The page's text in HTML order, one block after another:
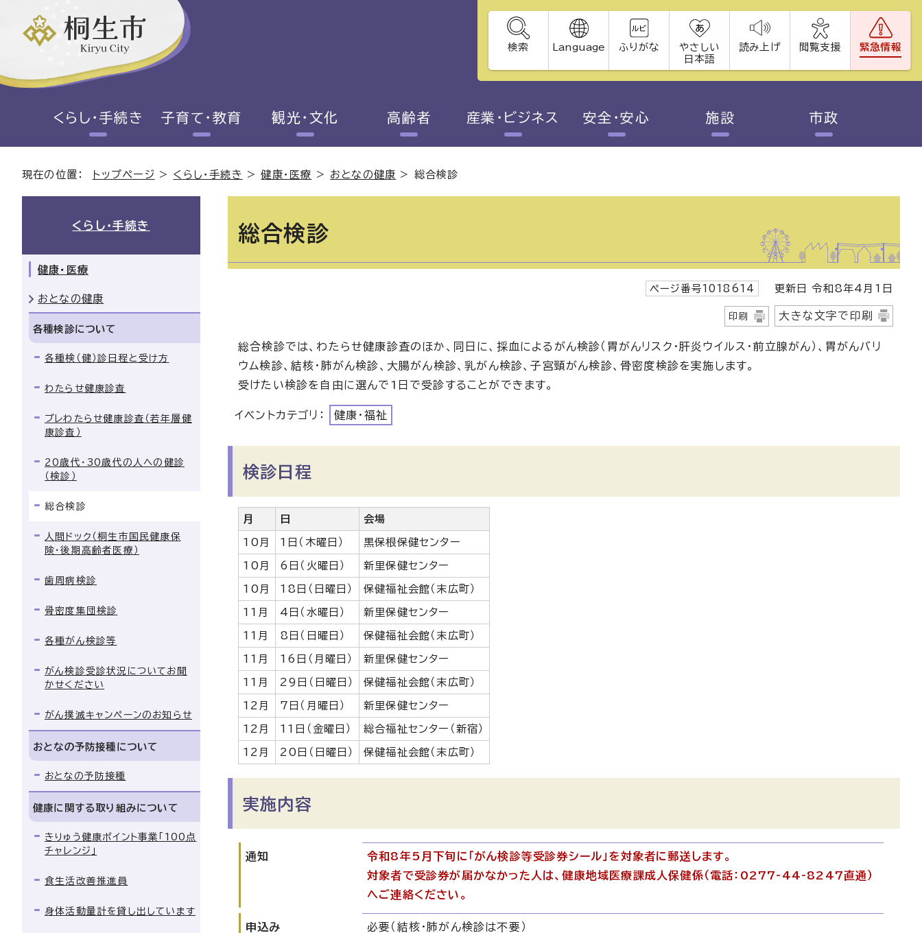
検索 Language ふりがな
やさしい
日本語
読み上げ 閲覧支援 緊急情報
くらし・手続き 子育て・教育 観光・文化 高齢者 産業・ビジネス 安全・安心 施設 市政
現在の位置： トップページ > くらし・手続き >健康・医療 > おとなの健康 > 総合検診
総合検診
ページ番号1018614 更新日 令和8年4月1日
印刷 大きな文字で印刷
総合検診では、わたらせ健康診査のほか、同日に、採血によるがん検診（胃がんリスク・肝炎ウイルス・前立腺がん）、胃がんバリ
ウム検診、結核・肺がん検診、大腸がん検診、乳がん検診、子宮頸がん検診、骨密度検診を実施します。
受けたい検診を自由に選んで1日で受診することができます。
イベントカテゴリ： 健康・福祉
検診日程
月 日 会場
10月 1日（木曜日） 黒保根保健センター
10月 6日（火曜日） 新里保健センター
10月 18日（日曜日） 保健福祉会館（末広町）
11月 4日（水曜日） 新里保健センター
11月 8日（日曜日） 保健福祉会館（末広町）
11月 16日（月曜日） 新里保健センター
11月 29日（日曜日） 保健福祉会館（末広町）
12月 7日（月曜日） 新里保健センター
12月 11日（金曜日） 総合福祉センター（新宿）
12月 20日（日曜日） 保健福祉会館（末広町）
実施内容
通知
令和8年5月下旬に「がん検診等受診券シール」を対象者に郵送します。
対象者で受診券が届かなかった人は、健康地域医療課成人保健係（電話：0277-44-8247直通）
へご連絡ください。
申込み 必要（結核・肺がん検診は不要）
くらし・手続き
健康・医療
おとなの健康
各種検診について
各種検（健）診日程と受け方
わたらせ健康診査
プレわたらせ健康診査（若年層健
康診査）
20歳代・30歳代の人への健診
（検診）
総合検診
人間ドック（桐生市国民健康保
険・後期高齢者医療）
歯周病検診
骨密度集団検診
各種がん検診等
がん検診受診状況についてお聞
かせください
がん撲滅キャンペーンのお知らせ
おとなの予防接種について
おとなの予防接種
健康に関する取り組みについて
きりゅう健康ポイント事業「100点
チャレンジ」
食生活改善推進員
身体活動量計を貸し出しています